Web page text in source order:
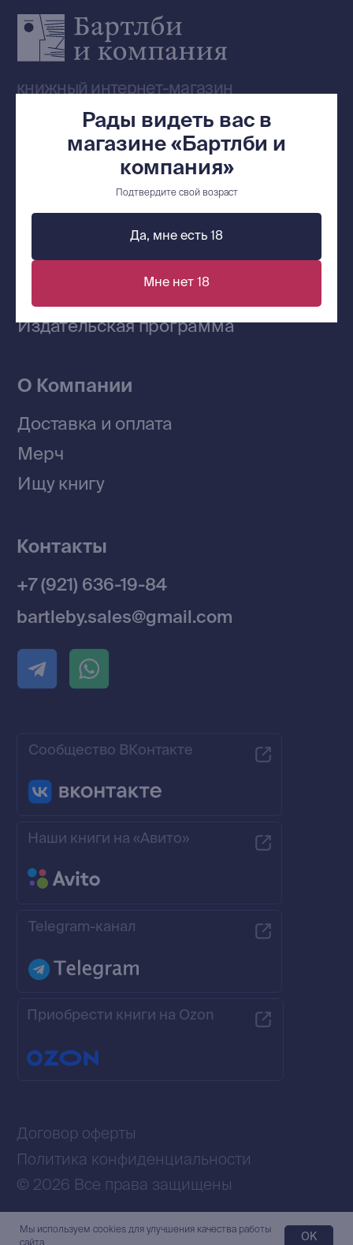
Рады видеть вас в
магазине «Бартлби и
компания»
Подтвердите свой возраст
Да, мне есть 18
Мне нет 18
Мы используем сookies для улучшения качества работы
OK
Контакты
bartleby.sales@gmail.com
Договор оферты
Политика конфиденциальности
© 2026 Все права защищены